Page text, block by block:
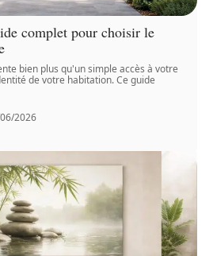
complet pour choisir le
bien plus qu'un simple accès à votre
de votre habitation. Ce guide
2026